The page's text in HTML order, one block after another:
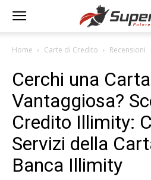
Home Carte di Credito Recensioni
Cerchi una
Vantaggiosa?
Credito Illimity:
Servizi della
Banca Illimity